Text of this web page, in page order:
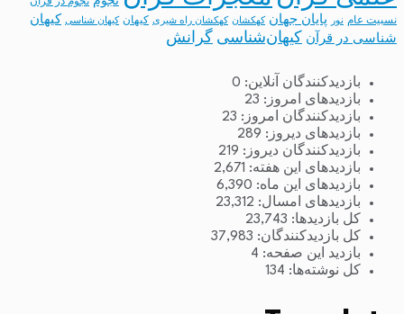
نجوم در قرآن
نسبیت عام نور پایان جهان کهکشان کهکشان راه شیری کیهان کیهان شناسی
کیهان
شناسی در قرآن
کیهان‌شناسی گرانش
بازدیدکنندگان آنلاین: 0
بازدیدهای امروز: 23
بازدیدکنندگان امروز: 23
بازدیدهای دیروز: 289
بازدیدکنندگان دیروز: 219
بازدیدهای این هفته: 2,671
بازدیدهای این ماه: 6,390
بازدیدهای امسال: 23,312
کل بازدیدها: 23,743
کل بازدیدکنند‌گان: 37,983
بازدید این صفحه: 4
کل نوشته‌ها: 134